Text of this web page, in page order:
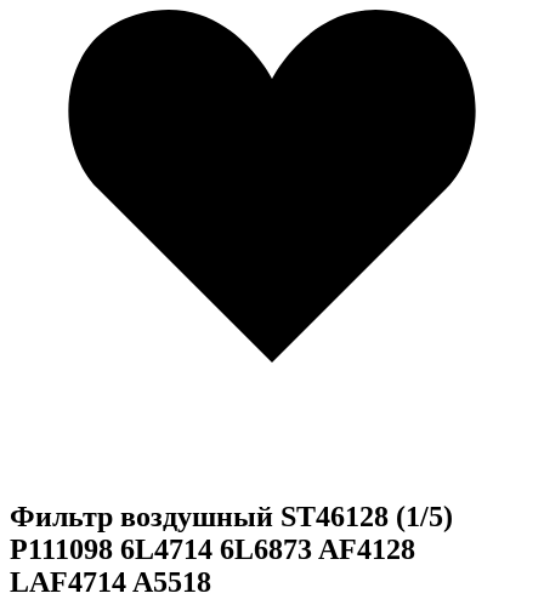
Фильтр воздушный ST46128 (1/5)
P111098 6L4714 6L6873 AF4128
LAF4714 A5518